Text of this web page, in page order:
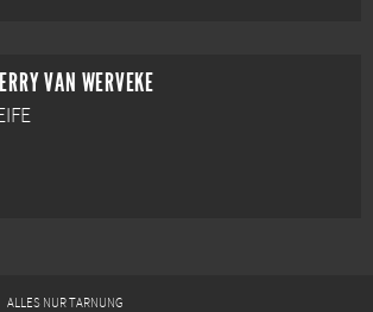
VAN WERVEKE
ALLES NUR TARNUNG